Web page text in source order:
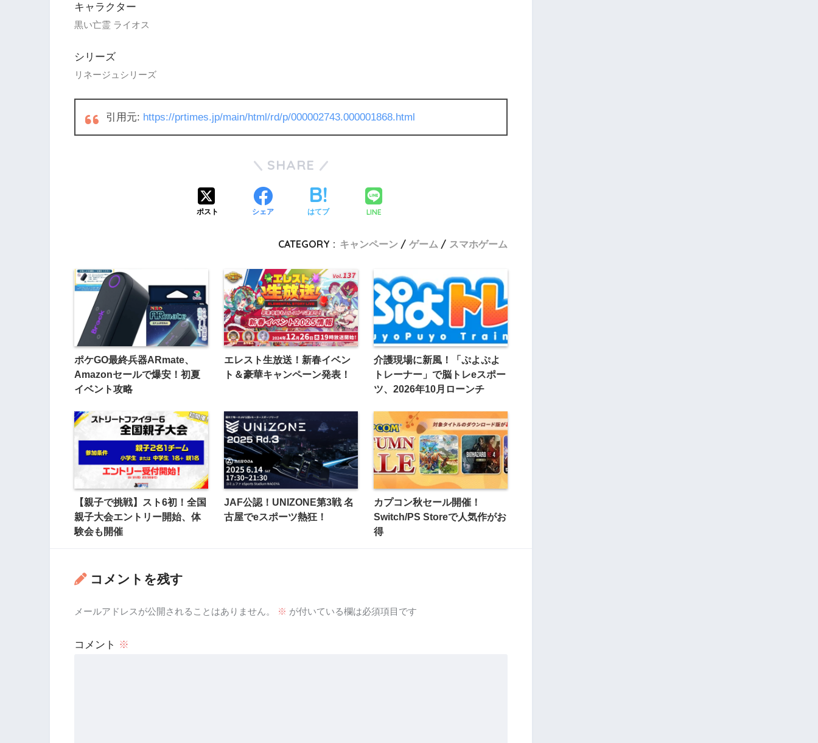
キャラクター
黒い亡霊 ライオス
シリーズ
リネージュシリーズ
引用元: https://prtimes.jp/main/html/rd/p/000002743.000001868.html
SHARE
ポスト シェア はてブ LINE
CATEGORY : キャンペーン ゲーム スマホゲーム
ポケGO最終兵器ARmate、
Amazonセールで爆安！初夏
イベント攻略
エレスト生放送！新春イベン
ト＆豪華キャンペーン発表！
介護現場に新風！「ぷよぷよ
トレーナー」で脳トレeスポー
ツ、2026年10月ローンチ
【親子で挑戦】スト6初！全国
親子大会エントリー開始、体
験会も開催
JAF公認！UNIZONE第3戦 名
古屋でeスポーツ熱狂！
カプコン秋セール開催！
Switch/PS Storeで人気作がお
得
コメントを残す
メールアドレスが公開されることはありません。 ※ が付いている欄は必須項目です
コメント ※